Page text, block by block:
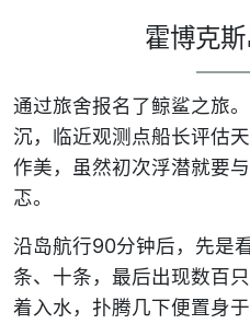
霍博克
通过旅舍报名了鲸鲨之旅
沉，临近观测点船长评估
作美，虽然初次浮潜就要
忑。
沿岛航行90分钟后，先是
条、十条，最后出现数百
着入水，扑腾几下便置身